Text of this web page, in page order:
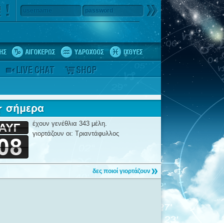
username password
έχουν γενέθλια 343 μέλη.
γιορτάζουν οι: Τριαντάφυλλος
δες ποιοί γιορτάζουν